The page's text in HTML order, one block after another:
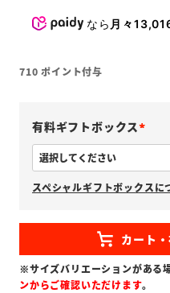
なら 月々
710 ポイント付与
有料ギフトボックス
必
須
)
スペシャルギフトボックスに
※サイズバリエーションがある場
ンからご確認いただけます。